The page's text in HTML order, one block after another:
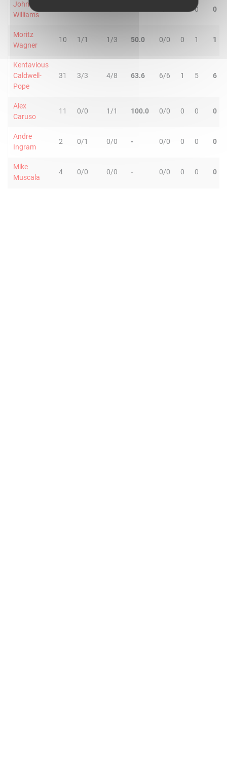
Johnathan
Williams
0 0
Moritz
Wagner
10 1/1 1/3 50.0 0/0 0 1 1
Kentavious
Caldwell-
Pope
31 3/3 4/8 63.6 6/6 1 5 6
Alex
Caruso
11 0/0 1/1 100.0 0/0 0 0 0
Andre
Ingram
2 0/1 0/0 - 0/0 0 0 0
Mike
Muscala
4 0/0 0/0 - 0/0 0 0 0